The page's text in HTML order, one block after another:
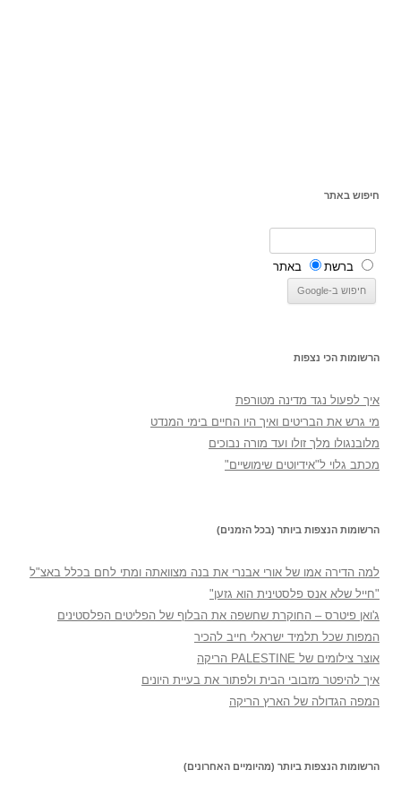
חיפוש באתר
ברשת באתר
הרשומות הכי נצפות
איך לפעול נגד מדינה מטורפת
מי גרש את הבריטים ואיך היו החיים בימי המנדט
מלובנגולו מלך זולו ועד מורה נבוכים
מכתב גלוי ל"אידיוטים שימושיים"
הרשומות הנצפות ביותר (בכל הזמנים)
למה הדירה אמו של אורי אבנרי את בנה מצוואתה ומתי לחם בכלל באצ"ל
"חייל שלא אנס פלסטינית הוא גזען"
ג'ואן פיטרס – החוקרת שחשפה את הבלוף של הפליטים הפלסטינים
המפות שכל תלמיד ישראלי חייב להכיר
אוצר צילומים של PALESTINE הריקה
איך להיפטר מזבובי הבית ולפתור את בעיית היונים
המפה הגדולה של הארץ הריקה
הרשומות הנצפות ביותר (מהיומיים האחרונים)